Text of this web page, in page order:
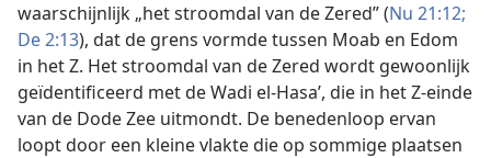
waarschijnlijk „het stroomdal van de Zered” (Nu 21:12;
De 2:13), dat de grens vormde tussen Moab en Edom
in het Z. Het stroomdal van de Zered wordt gewoonlijk
geïdentificeerd met de Wadi el-Hasaʼ, die in het Z-einde
van de Dode Zee uitmondt. De benedenloop ervan
loopt door een kleine vlakte die op sommige plaatsen